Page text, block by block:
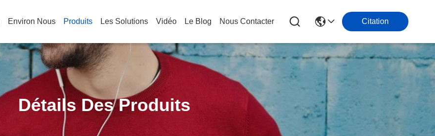
Environ Nous Produits Les Solutions Vidéo Le Blog Nous Contacter Citation
Détails Des Produits